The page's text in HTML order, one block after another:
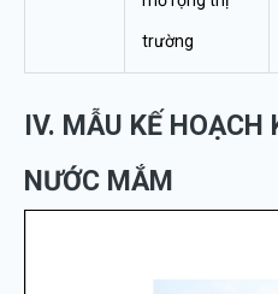
trường
IV. MẪU KẾ HOẠCH
NƯỚC MẮM